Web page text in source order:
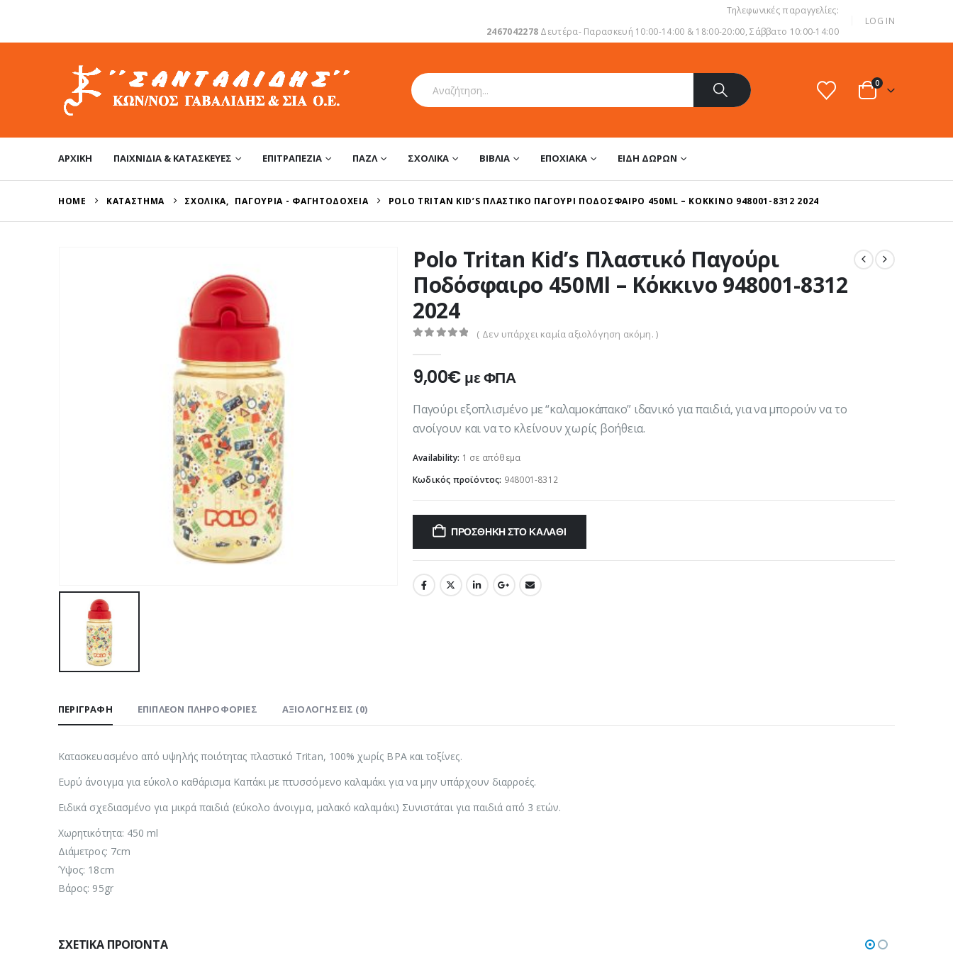
Τηλεφωνικές παραγγελίες:
2467042278 Δευτέρα- Παρασκευή 10:00-14:00 & 18:00-20:00, Σάββατο 10:00-14:00
LOG IN
0
ΑΡΧΙΚΉ ΠΑΙΧΝΊΔΙΑ & ΚΑΤΑΣΚΕΥΈΣ ΕΠΙΤΡΑΠΈΖΙΑ ΠΑΖΛ ΣΧΟΛΙΚΆ ΒΙΒΛΊΑ ΕΠΟΧΙΑΚΆ ΕΊΔΗ ΔΏΡΩΝ
HOME ΚΑΤΆΣΤΗΜΑ ΣΧΟΛΙΚΆ, ΠΑΓΟΎΡΙΑ - ΦΑΓΗΤΟΔΟΧΕΊΑ POLO TRITAN KID’S ΠΛΑΣΤΙΚΌ ΠΑΓΟΎΡΙ ΠΟΔΌΣΦΑΙΡΟ 450ML – ΚΌΚΚΙΝΟ 948001-8312 2024
Polo Tritan Kid’s Πλαστικό Παγούρι
Ποδόσφαιρο 450Ml – Κόκκινο 948001-8312
2024
( Δεν υπάρχει καμία αξιολόγηση ακόμη. )
9,00€ με ΦΠΑ
Παγούρι εξοπλισμένο με “καλαμοκάπακο” ιδανικό για παιδιά, για να μπορούν να το
ανοίγουν και να το κλείνουν χωρίς βοήθεια.
Availability: 1 σε απόθεμα
Κωδικός προϊόντος: 948001-8312
ΠΡΟΣΘΉΚΗ ΣΤΟ ΚΑΛΆΘΙ
ΠΕΡΙΓΡΑΦΉ ΕΠΙΠΛΈΟΝ ΠΛΗΡΟΦΟΡΊΕΣ ΑΞΙΟΛΟΓΉΣΕΙΣ (0)
Κατασκευασμένο από υψηλής ποιότητας πλαστικό Tritan, 100% χωρίς BPA και τοξίνες.
Ευρύ άνοιγμα για εύκολο καθάρισμα Καπάκι με πτυσσόμενο καλαμάκι για να μην υπάρχουν διαρροές.
Ειδικά σχεδιασμένο για μικρά παιδιά (εύκολο άνοιγμα, μαλακό καλαμάκι) Συνιστάται για παιδιά από 3 ετών.
Χωρητικότητα: 450 ml
Διάμετρος: 7cm
Ύψος: 18cm
Βάρος: 95gr
ΣΧΕΤΙΚΆ ΠΡΟΪΌΝΤΑ